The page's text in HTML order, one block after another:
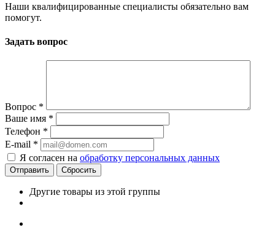
Наши квалифицированные специалисты обязательно вам
помогут.
Задать вопрос
Вопрос *
Ваше имя *
Телефон *
E-mail *
Я согласен на обработку персональных данных
Сбросить
Другие товары из этой группы